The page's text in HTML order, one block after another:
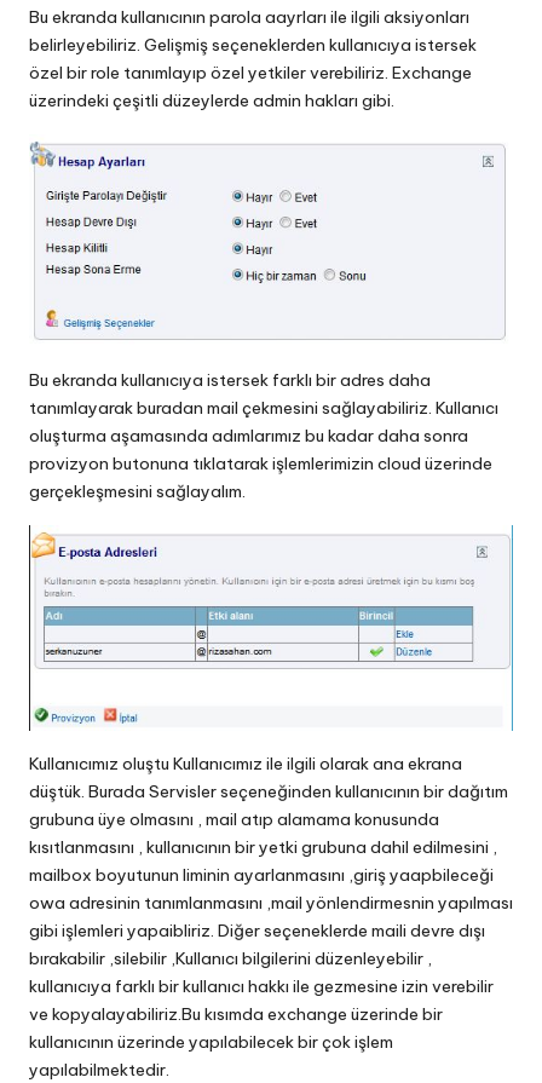
Bu ekranda kullanıcının parola aayrları ile ilgili aksiyonları
belirleyebiliriz. Gelişmiş seçeneklerden kullanıcıya istersek
özel bir role tanımlayıp özel yetkiler verebiliriz. Exchange
üzerindeki çeşitli düzeylerde admin hakları gibi.
Bu ekranda kullanıcıya istersek farklı bir adres daha
tanımlayarak buradan mail çekmesini sağlayabiliriz. Kullanıcı
oluşturma aşamasında adımlarımız bu kadar daha sonra
provizyon butonuna tıklatarak işlemlerimizin cloud üzerinde
gerçekleşmesini sağlayalım.
Kullanıcımız oluştu Kullanıcımız ile ilgili olarak ana ekrana
düştük. Burada Servisler seçeneğinden kullanıcının bir dağıtım
grubuna üye olmasını , mail atıp alamama konusunda
kısıtlanmasını , kullanıcının bir yetki grubuna dahil edilmesini ,
mailbox boyutunun liminin ayarlanmasını ,giriş yaapbileceği
owa adresinin tanımlanmasını ,mail yönlendirmesnin yapılması
gibi işlemleri yapaibliriz. Diğer seçeneklerde maili devre dışı
bırakabilir ,silebilir ,Kullanıcı bilgilerini düzenleyebilir ,
kullanıcıya farklı bir kullanıcı hakkı ile gezmesine izin verebilir
ve kopyalayabiliriz.Bu kısımda exchange üzerinde bir
kullanıcının üzerinde yapılabilecek bir çok işlem
yapılabilmektedir.